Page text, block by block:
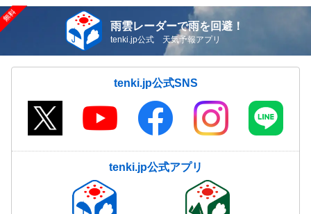
雨雲レーダーで雨を回避！
tenki.jp公式 天気予報アプリ
tenki.jp公式SNS
tenki.jp公式アプリ